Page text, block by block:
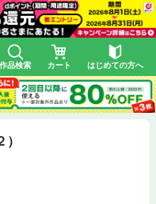
作品検索 カート はじめての方へ